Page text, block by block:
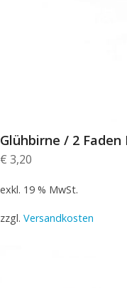
Glühbirne / 2 Faden
€ 3,20
exkl. 19 % MwSt.
zzgl. Versandkosten